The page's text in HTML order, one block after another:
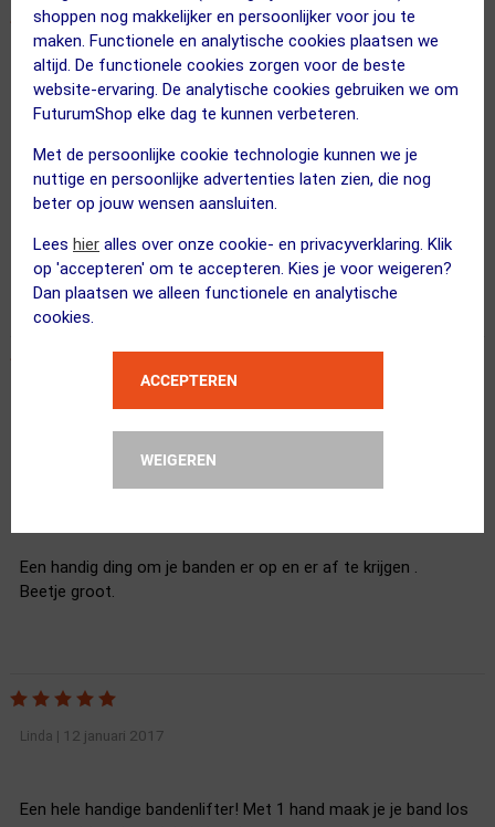
shoppen nog makkelijker en persoonlijker voor jou te
maken. Functionele en analytische cookies plaatsen we
altijd. De functionele cookies zorgen voor de beste
website-ervaring. De analytische cookies gebruiken we om
FuturumShop elke dag te kunnen verbeteren.
Met de persoonlijke cookie technologie kunnen we je
nuttige en persoonlijke advertenties laten zien, die nog
beter op jouw wensen aansluiten.
Lees hier alles over onze cookie- en privacyverklaring. Klik
op 'accepteren' om te accepteren. Kies je voor weigeren?
Dan plaatsen we alleen functionele en analytische
cookies.
ACCEPTEREN
WEIGEREN
Kopen!
Martijn Haan|17 juli 2025
Licht
Handig
Goedkoop
stadsfiets en gravelbike.
makkelijk in gebruik
Een handig ding om je banden er op en er af te krijgen .
Beetje groot.
Linda 12 januari 2017
Een hele handige bandenlifter! Met 1 hand maak je je band los